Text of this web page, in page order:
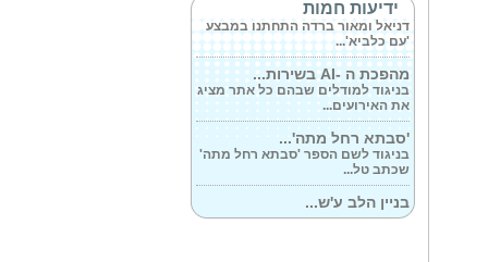
ידיעות חמות
דניאל ומאור ברדה התחתנו במבצע
'עם כלביא'...
מהפכת ה -AI בשירות...
בניגוד למודלים שבהם כל אתר מציג
את האירועים...
'סבתא רחל מתה'...
בניגוד לשם הספר 'סבתא רחל מתה'
שכתב טל...
בניין הלב ע'ש...
בניין הלב ע'ש איל עופר ברמב'ם